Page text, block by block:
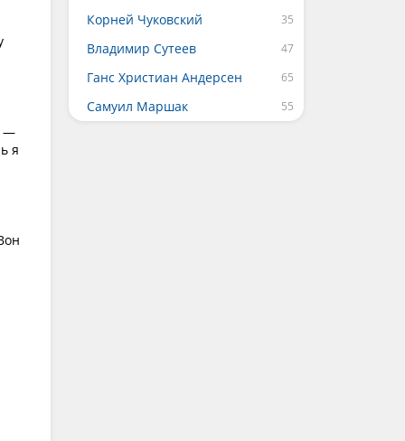
—
я
Корней Чуковский
Владимир Сутеев
Ганс Христиан Андерсен
Самуил Маршак